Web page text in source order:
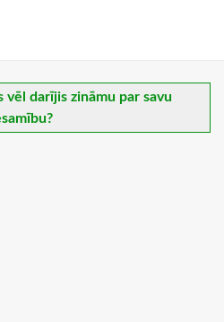
vēl darījis zināmu par savu